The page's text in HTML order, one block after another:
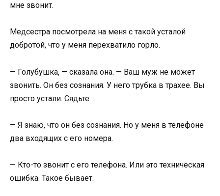
мне звонит.
Медсестра посмотрела на меня с такой усталой
добротой, что у меня перехватило горло.
— Голубушка, — сказала она. — Ваш муж не может
звонить. Он без сознания. У него трубка в трахее. Вы
просто устали. Сядьте.
— Я знаю, что он без сознания. Но у меня в телефоне
два входящих с его номера.
— Кто-то звонит с его телефона. Или это техническая
ошибка. Такое бывает.